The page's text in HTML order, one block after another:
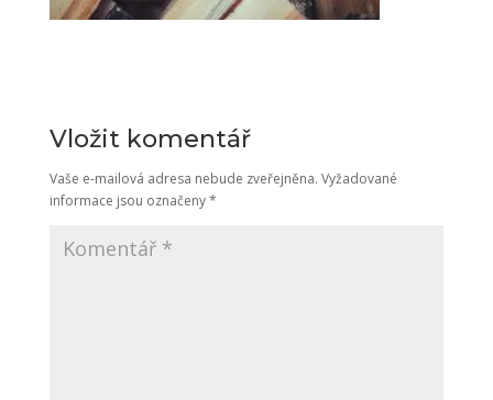
Vložit komentář
Vaše e-mailová adresa nebude zveřejněna. Vyžadované
informace jsou označeny*